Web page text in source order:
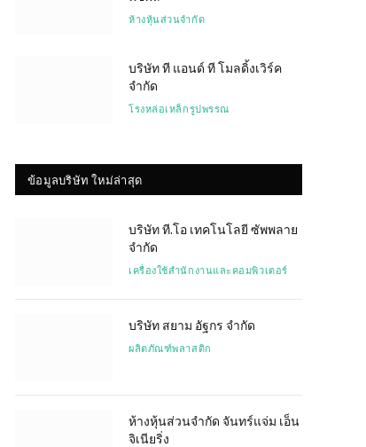
ห้างหุ้นส่วนจำกัด
บริษัท ที แอนด์ ที โมลดิ้งเวิร์ค
จำกัด
โรงหล่อเหล็กรูปพรรณ
ข้อมูลบริษัท ใหม่ล่าสุด
บริษัท ที.โอ เทคโนโลยี ซัพพลาย
จำกัด
เครื่องใช้สำนักงานและคอมพิวเตอร์
บริษัท สยาม อัฐกร จำกัด
ผลิตภัณฑ์พลาสติก
ห้างหุ้นส่วนจำกัด จันทร์แจ่ม เอ็น
จิเนียริ่ง